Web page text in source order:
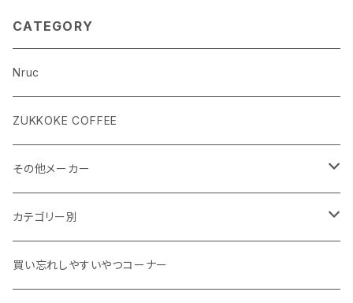
CATEGORY
Nruc
ZUKKOKE COFFEE
その他メーカー
ACLIMA
atelierBluebottle
カテゴリー別
Unisex ウェア
買い忘れしやすいやつコーナー